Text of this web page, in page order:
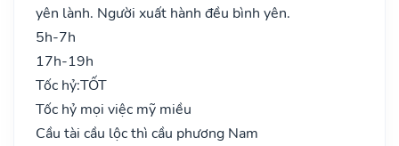
yên lành. Người xuất hành đều bình yên.
5h-7h
17h-19h
Tốc hỷ:TỐT
Tốc hỷ mọi việc mỹ miều
Cầu tài cầu lộc thì cầu phương Nam